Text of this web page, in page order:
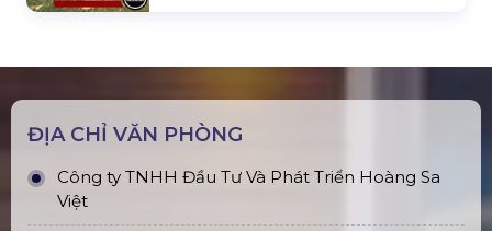
ĐỊA CHỈ VĂN PHÒNG
Công ty TNHH Đầu Tư Và Phát Triển Hoàng Sa
Việt